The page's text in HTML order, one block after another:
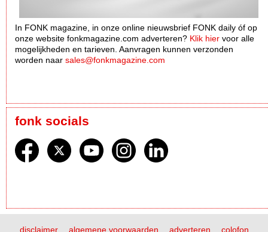
In FONK magazine, in onze online nieuwsbrief FONK daily óf op
onze website fonkmagazine.com adverteren? Klik hier voor alle
mogelijkheden en tarieven. Aanvragen kunnen verzonden
worden naar sales@fonkmagazine.com
fonk socials
disclaimer algemene voorwaarden adverteren colofon